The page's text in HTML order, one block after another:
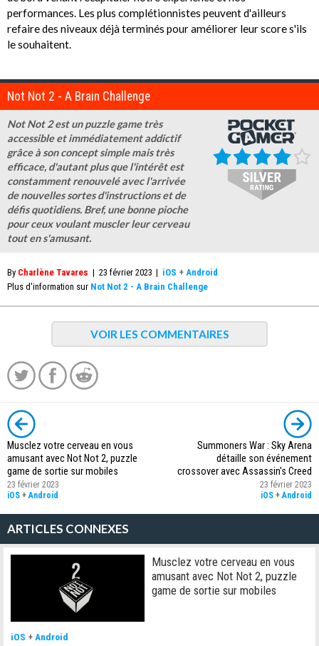
performances. Les plus complétionnistes peuvent d'ailleurs
refaire des niveaux déjà terminés pour améliorer leur score s'ils
le souhaitent.
Not Not 2 - A Brain Challenge
Not Not 2 est un puzzle game très
accessible et immédiatement addictif
grâce à son concept simple mais très
efficace, d'autant plus que l'intérêt est
constamment renouvelé avec l'arrivée
de nouvelles sortes d'instructions et de
défis quotidiens. Bref, une bonne pioche
pour ceux voulant muscler leur cerveau
tout en s'amusant.
By Charlène Tavares | 23 février 2023 | iOS +Android
Plus d'information sur Not Not 2 - A Brain Challenge
VOIR LES COMMENTAIRES
Musclez votre cerveau en vous
amusant avec Not Not 2, puzzle
game de sortie sur mobiles
23 février 2023
iOS + Android
Summoners War : Sky Arena
détaille son événement
crossover avec Assassin's Creed
23 février 2023
iOS + Android
ARTICLES CONNEXES
Musclez votre cerveau en vous
amusant avec Not Not 2, puzzle
game de sortie sur mobiles
iOS + Android